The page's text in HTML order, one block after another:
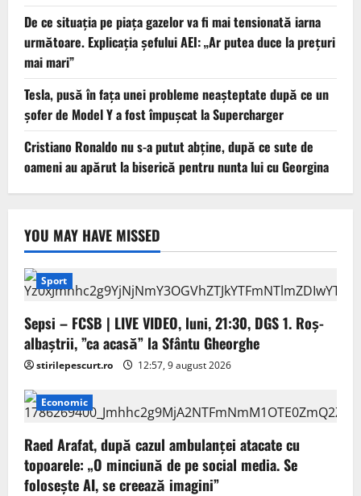
De ce situaţia pe piaţa gazelor va fi mai tensionată iarna
următoare. Explicația șefului AEI: „Ar putea duce la preţuri
mai mari”
Tesla, pusă în fața unei probleme neașteptate după ce un
șofer de Model Y a fost împușcat la Supercharger
Cristiano Ronaldo nu s-a putut abține, după ce sute de
oameni au apărut la biserică pentru nunta lui cu Georgina
YOU MAY HAVE MISSED
Sport
Sepsi – FCSB | LIVE VIDEO, luni, 21:30, DGS 1. Roș-
albaștrii, ”ca acasă” la Sfântu Gheorghe
stirilepescurt.ro 12:57, 9 august 2026
Economic
Raed Arafat, după cazul ambulanței atacate cu
topoarele: „O minciună de pe social media. Se
folosește AI, se creează imagini”